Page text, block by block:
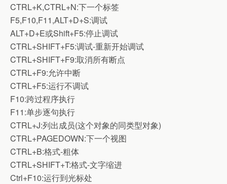
CTRL+K,CTRL+N:下一个标签
F5,F10,F11,ALT+D+S:调试
ALT+D+E或Shift+F5:停止调试
CTRL+SHIFT+F5:调试-重新开始调试
CTRL+SHIFT+F9:取消所有断点
CTRL+F9:允许中断
CTRL+F5:运行不调试
F10:跨过程序执行
F11:单步逐句执行
CTRL+J:列出成员(这个对象的同类型对象)
CTRL+PAGEDOWN:下一个视图
CTRL+B:格式-粗体
CTRL+SHIFT+T:格式-文字缩进
Ctrl+F10:运行到光标处